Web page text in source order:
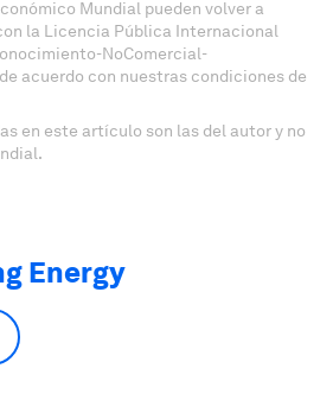
Mundial pueden volver a
la Licencia Pública Internacional
NoComercial-
acuerdo con nuestras condiciones de
en este artículo son las del autor y no
Energy